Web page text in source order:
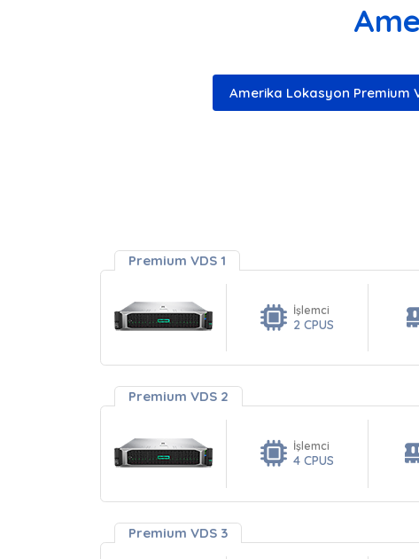
Amerika Lokasyon Premium
Premium VDS 1
İşlemci
2 CPUS
Premium VDS 2
İşlemci
4 CPUS
Premium VDS 3